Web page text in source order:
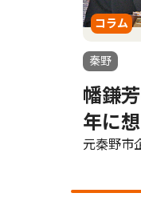
コラム
秦野
幡鎌
年に
元秦野市